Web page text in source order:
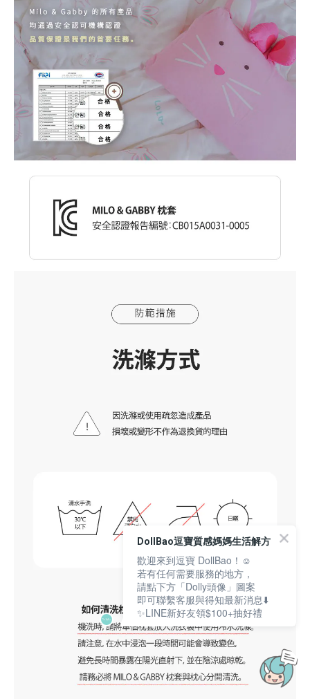
立即購買
DollBao逗寶質感媽媽生活解方
歡迎來到逗寶 DollBao！☺️
若有任何需要服務的地方，
請點下方「Dolly頭像」圖案
即可聯繫客服與得知最新消息⬇️
✨LINE新好友領$100+抽好禮